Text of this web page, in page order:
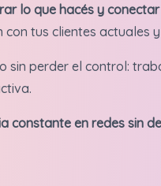
lo que hacés y
tus clientes actuales
sin perder el control:
constante en redes sin